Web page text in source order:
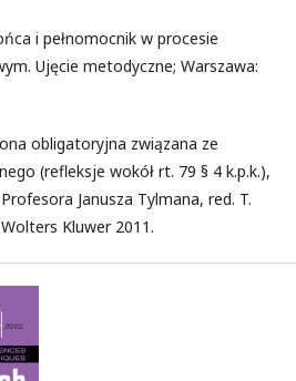
i pełnomocnik w procesie
Ujęcie metodyczne; Warszawa:
obligatoryjna związana ze
(refleksje wokół rt. 79 § 4 k.p.k.),
Janusza Tylmana, red. T.
Kluwer 2011.